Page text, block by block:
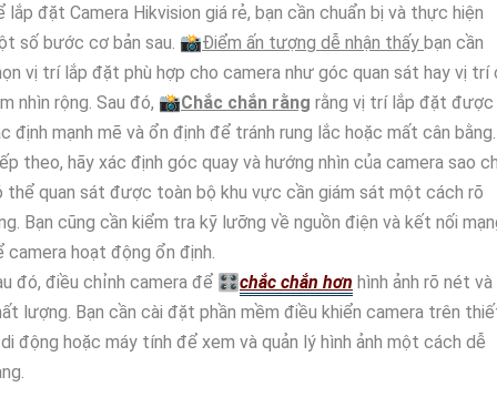
lắp đặt Camera Hikvision giá rẻ, bạn cần chuẩn bị và thực hiện
số bước cơ bản sau. 📸Điểm ấn tượng dễ nhận thấy bạn cần
vị trí lắp đặt phù hợp cho camera như góc quan sát hay vị trí
nhìn rộng. Sau đó, 📸Chắc chắn rằng rằng vị trí lắp đặt được
định mạnh mẽ và ổn định để tránh rung lắc hoặc mất cân bằng.
theo, hãy xác định góc quay và hướng nhìn của camera sao
thể quan sát được toàn bộ khu vực cần giám sát một cách rõ
Bạn cũng cần kiểm tra kỹ lưỡng về nguồn điện và kết nối
camera hoạt động ổn định.
đó, điều chỉnh camera để 🎛chắc chắn hơn hình ảnh rõ nét và
lượng. Bạn cần cài đặt phần mềm điều khiển camera trên
động hoặc máy tính để xem và quản lý hình ảnh một cách dễ